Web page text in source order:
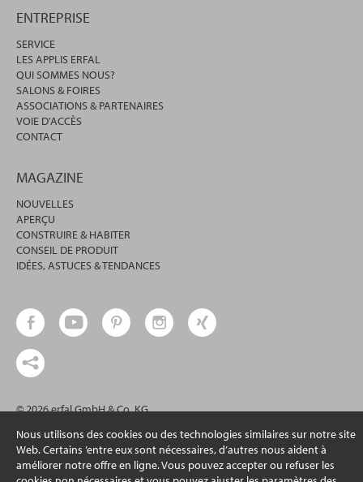
Nous utilisons des cookies ou des technologies similaires sur notre site
Web. Certains ’entre eux sont nécessaires, d’autres nous aident à
améliorer notre offre en ligne. Vous pouvez accepter ou refuser les
ENTREPRISE
SERVICE
LES APPLIS ERFAL
QUI SOMMES NOUS?
SALONS & FOIRES
ASSOCIATIONS & PARTENAIRES
VOIE D'ACCÈS
CONTACT
MAGAZINE
NOUVELLES
APERÇU
CONSTRUIRE & HABITER
CONSEIL DE PRODUIT
IDÉES, ASTUCES & TENDANCES
© 2026 erfal GmbH & Co. KG